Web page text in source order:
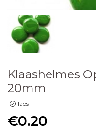
Klaashelmes
20mm
laos
€0.20